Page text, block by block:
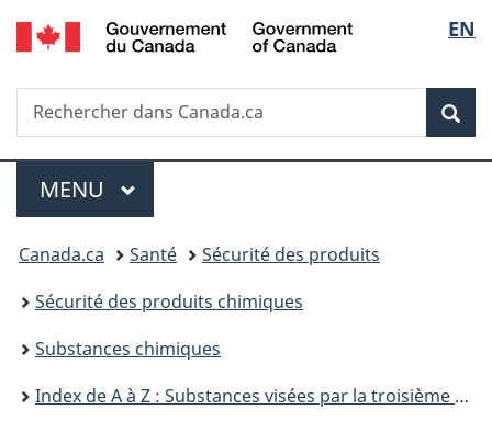
Passer
au
principal
Passer
à
Au
du
Passer
à
version
simplifiée
de
la
EN
Recherche
Rechercher
dans
Menu
MENU PRINCIPAL
Vous
êtes
ici :
Canada.ca Santé
Sécurité des produits
Sécurité des produits chimiques
Substances chimiques
Index de A à Z : Substances visées par la troisième phase du Plan de gestion des produits chimiques